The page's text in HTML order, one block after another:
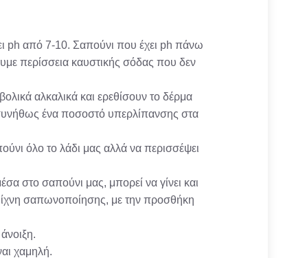
ph από 7-10. Σαπούνι που έχει ph πάνω
περίσσεια καυστικής σόδας που δεν
αλκαλικά και ερεθίσουν το δέρμα
ένα ποσοστό υπερλίπανσης στα
όλο το λάδι μας αλλά να περισσέψει
στο σαπούνι μας, μπορεί να γίνει και
ίχνη σαπωνοποίησης, με την προσθήκη
χαμηλή.